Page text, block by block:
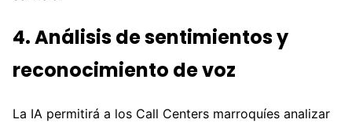
4. Análisis de sentimientos y
reconocimiento de voz
La IA permitirá a los Call Centers marroquíes analizar